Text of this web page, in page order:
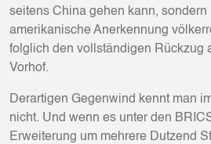
seitens China gehen kann, sondern
amerikanische Anerkennung
folglich den vollständigen Rückzug
Vorhof.
Derartigen Gegenwind kennt man
nicht. Und wenn es unter den
Erweiterung um mehrere Dutzend